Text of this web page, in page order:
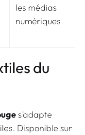
les médias
numériques
du
s’adapte
Disponible sur